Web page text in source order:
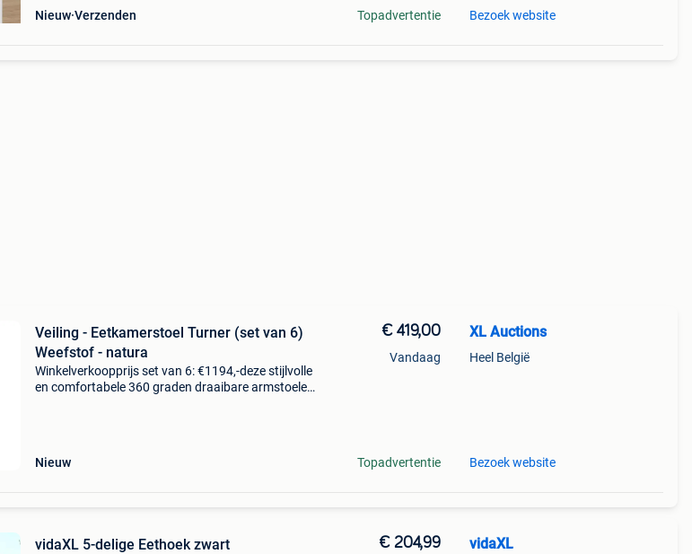
Nieuw Verzenden Topadvertentie Bezoek website
Veiling - Eetkamerstoel Turner (set van 6)
Weefstof - natura
Winkelverkoopprijs set van 6: €1194,-deze stijlvolle
en comfortabele 360 graden draaibare armstoelen
Nieuw
€ 419,00
Vandaag
Topadvertentie
XL Auctions
Heel België
Bezoek website
vidaXL 5-delige Eethoek zwart € 204,99 vidaXL